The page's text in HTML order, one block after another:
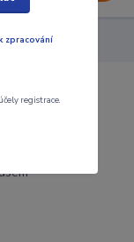
zpracování
registrace.